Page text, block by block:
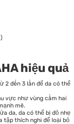
hiệu quả
2 đến 3 lần để da có thể
vực như vùng cằm hai
mẽ.
da, da có thể bị đỏ nhẹ
tập thích nghi để loại bỏ